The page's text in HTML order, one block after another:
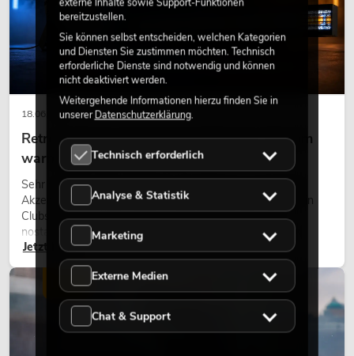
18.06.2026
Retro-Licht im modernen Lichtdesign: Warum
warmes Licht wieder wirkt
Sehr warmes Licht, sichtbare Leuchtflächen und farbige
Akzente prägen viele aktuelle Lichtdesigns auf Bühnen, in
Clubs und bei Events. Retro-Licht ist dabei kein rein
nostalgischer Effekt, sondern ein bewusst eingesetztes
Gestaltungsmittel: Es schafft Atmosphäre, gibt Szenen
Charakter und kann technische LED-Setups emotionaler
wirken lassen.
Jetzt lesen
LICHT
bereitzustellen.
Sie können selbst entscheiden, welchen Kategorien
und Diensten Sie zustimmen möchten. Technisch
erforderliche Dienste sind notwendig und können
nicht deaktiviert werden.
Weitergehende Informationen hierzu finden Sie in
unsererDatenschutzerklärung.
Technisch erforderlich
Analyse & Statistik
Marketing
Externe Medien
Chat & Support